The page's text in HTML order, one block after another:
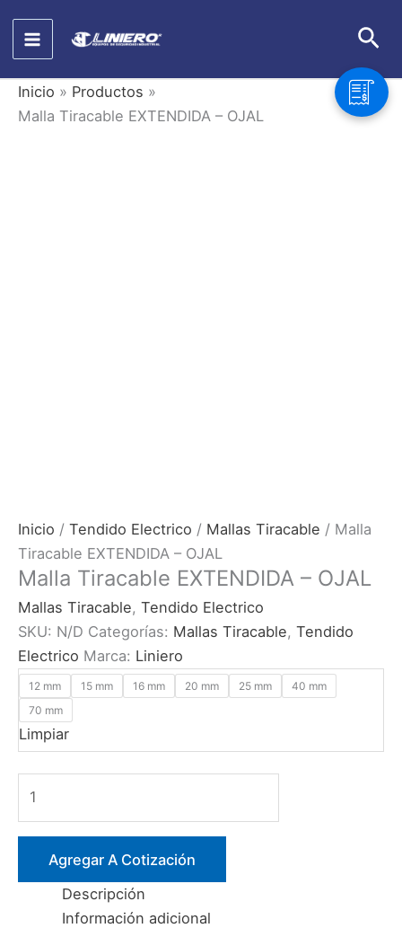
contenido
Inicio
Productos
Malla Tiracable EXTENDIDA – OJAL
Inicio / Tendido Electrico / Mallas Tiracable / Malla
Tiracable EXTENDIDA – OJAL
Malla Tiracable EXTENDIDA – OJAL
Mallas Tiracable, Tendido Electrico
SKU: N/D Categorías: Mallas Tiracable, Tendido
Electrico Marca: Liniero
12 mm 15 mm 16 mm 20 mm 25 mm
40 mm
70 mm
Limpiar
EXTENDIDA
OJAL
Agregar A Cotización
Descripción
Información adicional